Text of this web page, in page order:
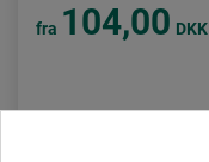
fra 104,00 DKK